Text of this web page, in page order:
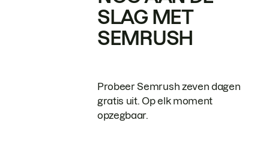
SLAG MET
SEMRUSH
Probeer Semrush zeven dagen
gratis uit. Op elk moment
opzegbaar.